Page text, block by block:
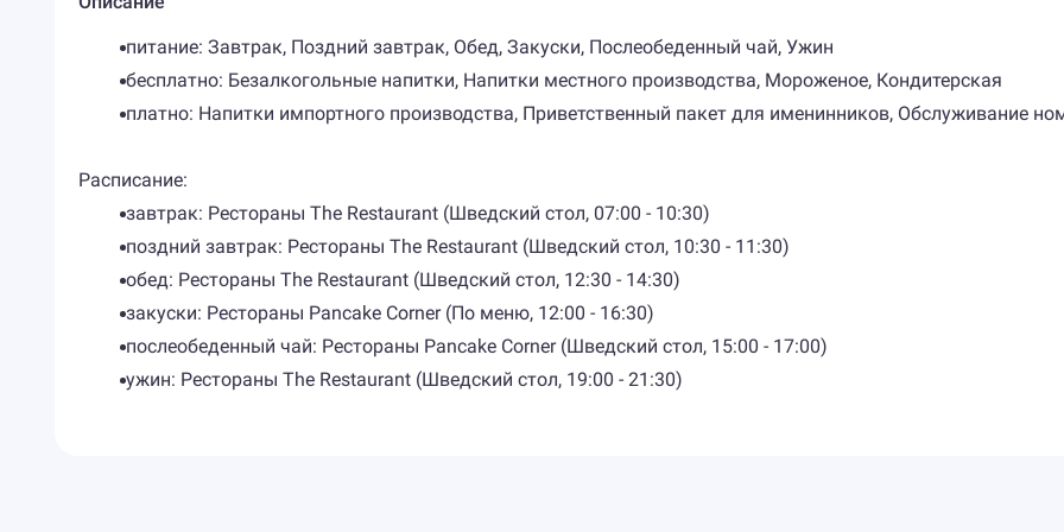
питание: Завтрак, Поздний завтрак, Обед, Закуски, Послеобеденный чай, Ужин
бесплатно: Безалкогольные напитки, Напитки местного производства, Мороженое, Кондитерская
платно: Напитки импортного производства, Приветственный пакет для именинников, Обслуживание
Расписание:
завтрак: Рестораны The Restaurant (Шведский стол, 07:00 - 10:30)
поздний завтрак: Рестораны The Restaurant (Шведский стол, 10:30 - 11:30)
обед: Рестораны The Restaurant (Шведский стол, 12:30 - 14:30)
закуски: Рестораны Pancake Corner (По меню, 12:00 - 16:30)
послеобеденный чай: Рестораны Pancake Corner (Шведский стол, 15:00 - 17:00)
ужин: Рестораны The Restaurant (Шведский стол, 19:00 - 21:30)